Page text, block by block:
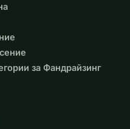
за Фандрайзинг